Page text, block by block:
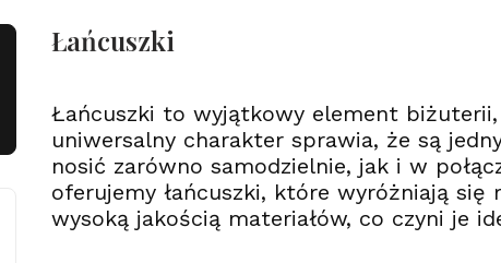
Łańcuszki
Łańcuszki to wyjątkowy element
uniwersalny charakter sprawia, że są
nosić zarówno samodzielnie, jak i w
oferujemy łańcuszki, które wyróżniają
wysoką jakością materiałów, co czyni je